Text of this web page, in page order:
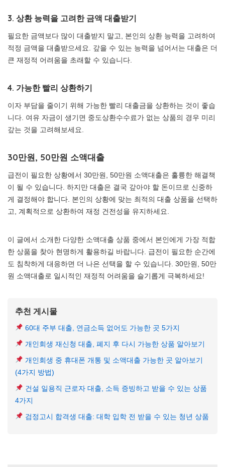
3. 상환 능력을 고려한 금액 대출받기
필요한 금액보다 많이 대출받지 말고, 본인의 상환 능력을 고려하여
적정 금액을 대출받으세요. 갚을 수 있는 능력을 넘어서는 대출은 더
큰 재정적 어려움을 초래할 수 있습니다.
4. 가능한 빨리 상환하기
이자 부담을 줄이기 위해 가능한 빨리 대출금을 상환하는 것이 좋습
니다. 여유 자금이 생기면 중도상환수수료가 없는 상품의 경우 미리
갚는 것을 고려해보세요.
30만원, 50만원 소액대출
급전이 필요한 상황에서 30만원, 50만원 소액대출은 훌륭한 해결책
이 될 수 있습니다. 하지만 대출은 결국 갚아야 할 돈이므로 신중하
게 결정해야 합니다. 본인의 상황에 맞는 최적의 대출 상품을 선택하
고, 계획적으로 상환하여 재정 건전성을 유지하세요.
이 글에서 소개한 다양한 소액대출 상품 중에서 본인에게 가장 적합
한 상품을 찾아 현명하게 활용하길 바랍니다. 급전이 필요한 순간에
도 침착하게 대응하면 더 나은 선택을 할 수 있습니다. 30만원, 50만
원 소액대출로 일시적인 재정적 어려움을 슬기롭게 극복하세요!
추천 게시물
60대 주부 대출, 연금소득 없어도 가능한 곳 5가지
개인회생 재신청 대출, 폐지 후 다시 가능한 상품 알아보기
개인회생 중 휴대폰 개통 및 소액대출 가능한 곳 알아보기
(4가지 방법)
건설 일용직 근로자 대출, 소득 증빙하고 받을 수 있는 상품
4가지
검정고시 합격생 대출: 대학 입학 전 받을 수 있는 청년 상품